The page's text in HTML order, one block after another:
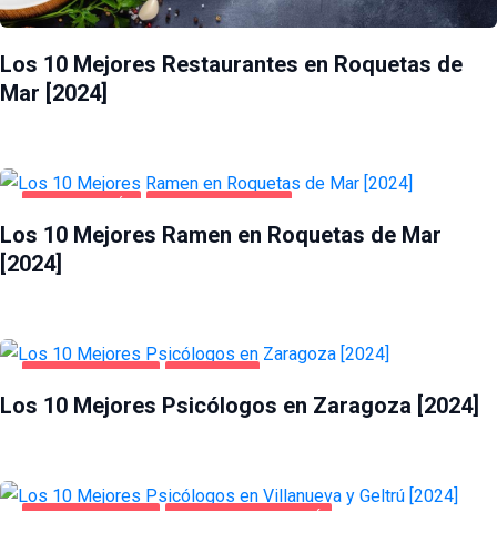
Los 10 Mejores Restaurantes en Roquetas de
Mar [2024]
Los 10 Mejores Ramen en Roquetas de Mar
[2024]
Los 10 Mejores Psicólogos en Zaragoza [2024]